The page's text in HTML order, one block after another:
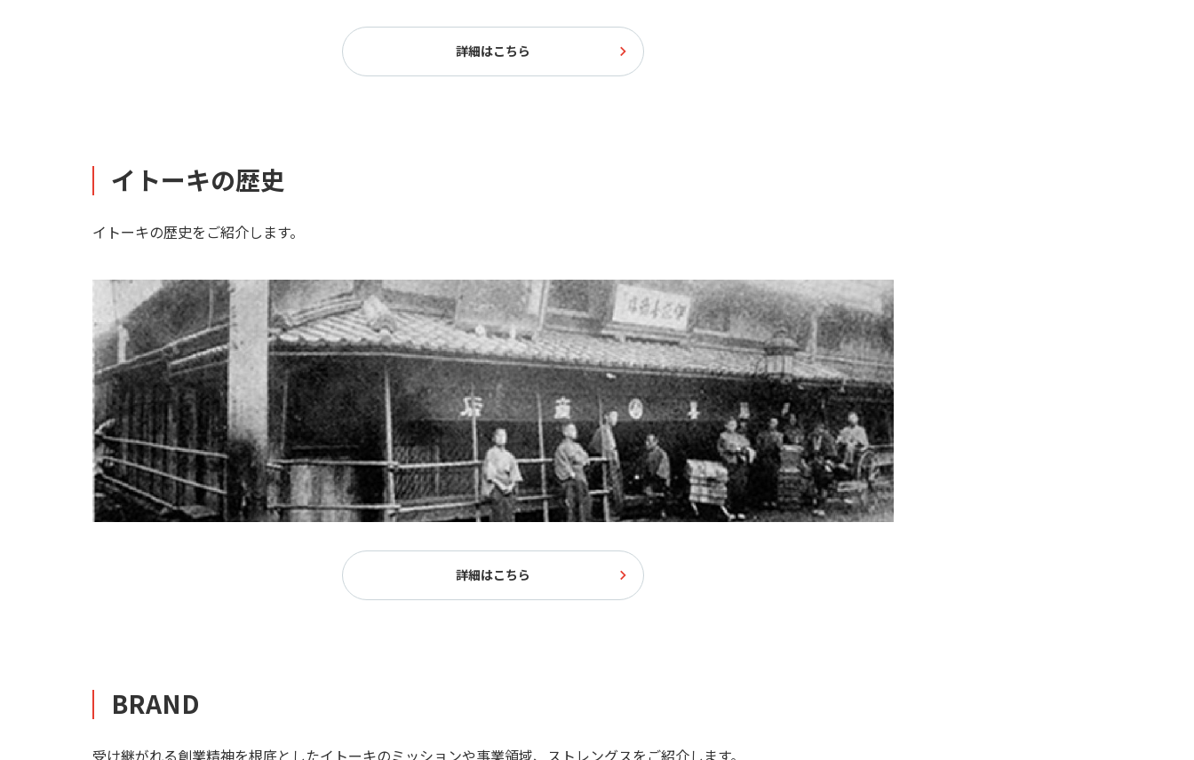
詳細はこちら
イトーキの歴史
イトーキの歴史をご紹介します。
詳細はこちら
BRAND
受け継がれる創業精神を根底としたイトーキのミッションや事業領域、ストレングスをご紹介します。